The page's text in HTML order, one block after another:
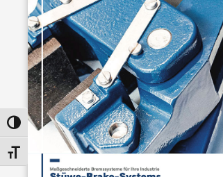
UMSCHALTEN AUF HOHE KONTRASTE
SCHRIFT VERGRÖSSERN